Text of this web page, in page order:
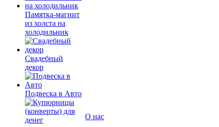
Памятка-магнит
из холста на
холодильник
Свадебный
декор
Подвеска в Авто
О нас